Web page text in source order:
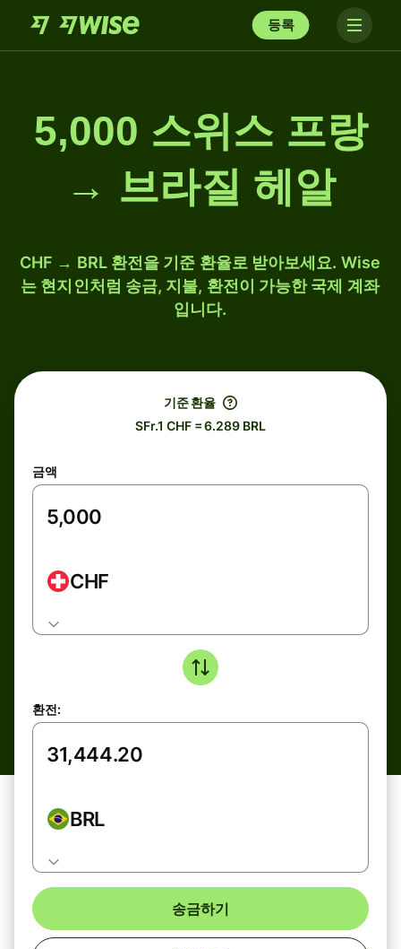
등록
5,000 스위스 프랑
→ 브라질 헤알
CHF → BRL 환전을 기준 환율로 받아보세요. Wise
는 현지인처럼 송금, 지불, 환전이 가능한 국제 계좌
입니다.
기준 환율
SFr.1 CHF = 6.289 BRL
금액
CHF
환전:
BRL
송금하기